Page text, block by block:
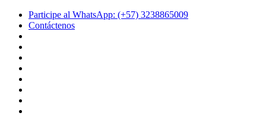
Participe al WhatsApp: (+57) 3238865009
Contáctenos